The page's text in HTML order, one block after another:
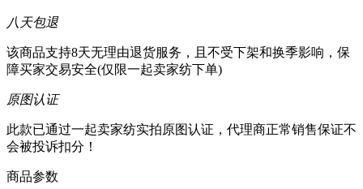
八天包退
该商品支持8天无理由退货服务，且不受下架和换季影响，保
障买家交易安全(仅限一起卖家纺下单)
原图认证
此款已通过一起卖家纺实拍原图认证，代理商正常销售保证不
会被投诉扣分！
商品参数